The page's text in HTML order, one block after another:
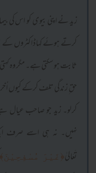
زید نے اپنی بیوی کو اس کی
کرتے ہوئے کہاڈاکٹروں کے
ثابت ہو سکتی ہے۔ مگر وہ
حق ِ زندگی تلف کرکے کیوں
کرلو۔ زید جو صاحب عیال
نہیں۔ نہ ہی اسے صرف
تَعَالیٰ﴿غَیْرَ مُسٰفِحِیْنَ﴾